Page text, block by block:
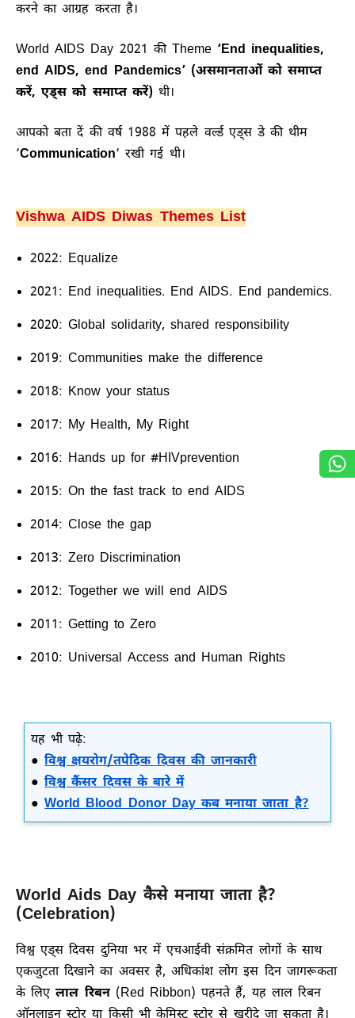
करने का आग्रह करता है।
World AIDS Day 2021 की Theme ‘End inequalities,
end AIDS, end Pandemics’ (असमानताओं को समाप्त
करें, एड्स को समाप्त करें)थी।
आपको बता दें की वर्ष 1988 में पहले वर्ल्ड एड्स डे की थीम
‘Communication‘ रखी गई थी।
Vishwa AIDS Diwas Themes List
2022: Equalize
2021: End inequalities. End AIDS. End pandemics.
2020: Global solidarity, shared responsibility
2019: Communities make the difference
2018: Know your status
2017: My Health, My Right
2016: Hands up for #HIVprevention
2015: On the fast track to end AIDS
2014: Close the gap
2013: Zero Discrimination
2012: Together we will end AIDS
2011: Getting to Zero
2010: Universal Access and Human Rights
यह भी पढ़े:
●विश्व क्षयरोग/तपेदिक दिवस की जानकारी
●विश्व कैंसर दिवस के बारे में
●World Blood Donor Day कब मनाया जाता है?
World Aids Day कैसे मनाया जाता है?
(Celebration)
विश्व एड्स दिवस दुनिया भर में एचआईवी संक्रमित लोगों के साथ
एकजुटता दिखाने का अवसर है, अधिकांश लोग इस दिन जागरूकता
के लिएलाल रिबन(Red Ribbon) पहनते हैं, यह लाल रिबन